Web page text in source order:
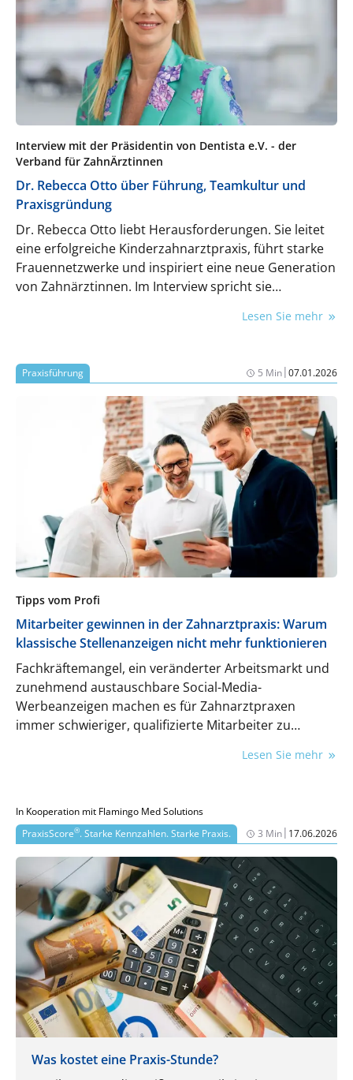
Interview mit der Präsidentin von Dentista e.V. - der
Verband für ZahnÄrztinnen
Dr. Rebecca Otto über Führung, Teamkultur und
Praxisgründung
Dr. Rebecca Otto liebt Herausforderungen. Sie leitet
eine erfolgreiche Kinderzahnarztpraxis, führt starke
Frauennetzwerke und inspiriert eine neue Generation
von Zahnärztinnen. Im Interview spricht sie
wagen – und erklärt, warum Selbstständigkeit für sie
„Power von :innen“ wirklich ausmacht.
Lesen Sie mehr
Praxisführung 5 Min|07.01.2026
Tipps vom Profi
Mitarbeiter gewinnen in der Zahnarztpraxis: Warum
klassische Stellenanzeigen nicht mehr funktionieren
Fachkräftemangel, ein veränderter Arbeitsmarkt und
zunehmend austauschbare Social-Media-
Werbeanzeigen machen es für Zahnarztpraxen
immer schwieriger, qualifizierte Mitarbeiter zu
zeigt, warum die traditionellen Wege nicht mehr
gewinnen.
Lesen Sie mehr
In Kooperation mit Flamingo Med Solutions
PraxisScore®. Starke Kennzahlen. Starke Praxis. 3 Min| 17.06.2026
Was kostet eine Praxis-Stunde?